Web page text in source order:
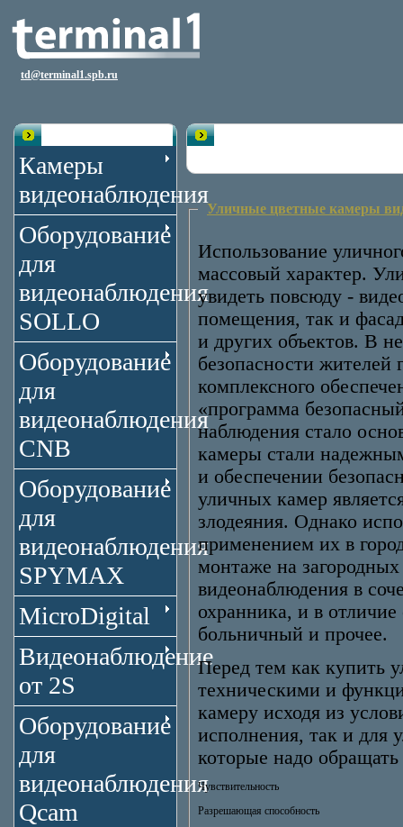
td@terminal1.spb.ru
Камеры
видеонаблюдения
Оборудование
для
видеонаблюдения
SOLLO
Оборудование
для
видеонаблюдения
CNB
Оборудование
для
видеонаблюдения
SPYMAX
MicroDigital
Видеонаблюдение
от 2S
Оборудование
для
видеонаблюдения
Qcam
Уличные цветные камеры
Использование
массовый характер.
увидеть повсюду -
помещения, так и
и других объектов. В
безопасности жителей
комплексного
«программа
наблюдения стало
камеры стали
и обеспечении
уличных камер
злодеяния. Однако
применением их в
монтаже на
видеонаблюдения в
охранника, и в
больничный и прочее.
Перед тем как купить
техническими и
камеру исходя из
исполнения, так и для
которые надо
Чувствительность
Разрешающая способность